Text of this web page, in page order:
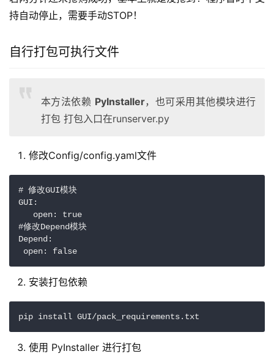
持自动停止，需要手动STOP！
自行打包可执行文件
本方法依赖 PyInstaller，也可采用其他模块进行
打包 打包入口在runserver.py
修改Config/config.yaml文件
# 修改GUI模块
GUI:
   open:
true
#修改Depend模块
Depend:
open: false
安装打包依赖
pip install GUI/pack_requirements.txt
使用 PyInstaller 进行打包